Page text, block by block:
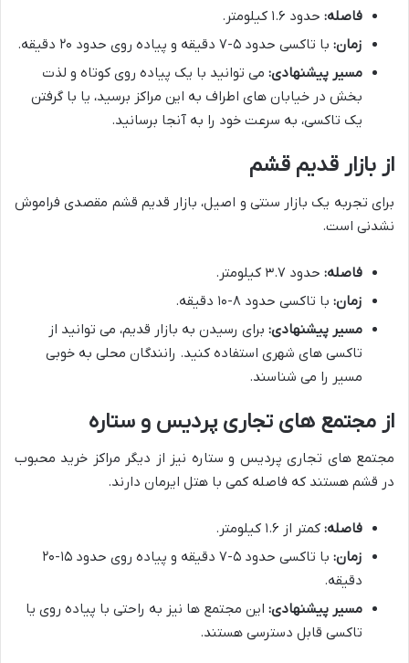
فاصله: حدود ۱.۶ کیلومتر.
زمان: با تاکسی حدود ۵-۷ دقیقه و پیاده روی حدود ۲۰ دقیقه.
مسیر پیشنهادی: می توانید با یک پیاده روی کوتاه و لذت
بخش در خیابان های اطراف به این مراکز برسید، یا با گرفتن
یک تاکسی، به سرعت خود را به آنجا برسانید.
از بازار قدیم قشم
برای تجربه یک بازار سنتی و اصیل، بازار قدیم قشم مقصدی فراموش
نشدنی است.
فاصله: حدود ۳.۷ کیلومتر.
زمان: با تاکسی حدود ۸-۱۰ دقیقه.
مسیر پیشنهادی: برای رسیدن به بازار قدیم، می توانید از
تاکسی های شهری استفاده کنید. رانندگان محلی به خوبی
مسیر را می شناسند.
از مجتمع های تجاری پردیس و ستاره
مجتمع های تجاری پردیس و ستاره نیز از دیگر مراکز خرید محبوب
در قشم هستند که فاصله کمی با هتل ایرمان دارند.
فاصله: کمتر از ۱.۶ کیلومتر.
زمان:
با تاکسی حدود ۵-۷ دقیقه و پیاده روی حدود ۱۵-۲۰
دقیقه.
مسیر پیشنهادی: این مجتمع ها نیز به راحتی با پیاده روی یا
تاکسی قابل دسترسی هستند.